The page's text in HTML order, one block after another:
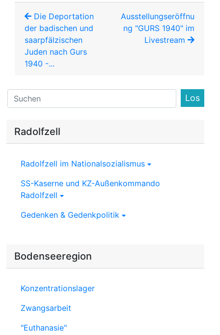
Die Deportation
der badischen und
saarpfälzischen
Juden nach Gurs
1940 -...
Ausstellungseröffnu
ng "GURS 1940" im
Livestream
Find
Radolfzell
Radolfzell im Nationalsozialismus
SS-Kaserne und KZ-Außenkommando
Radolfzell
Gedenken & Gedenkpolitik
Bodenseeregion
Konzentrationslager
Zwangsarbeit
"Euthanasie"